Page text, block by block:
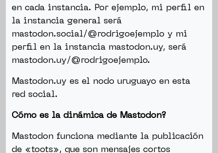
en cada instancia. Por ejemplo, mi perfil en
la instancia general será
mastodon.social/@rodrigoejemplo y mi
perfil en la instancia mastodon.uy, será
mastodon.uy/@rodrigoejemplo.
Mastodon.uy es el nodo uruguayo en esta
red social.
Cómo es la dinámica de Mastodon?
Mastodon funciona mediante la publicación
de «toots», que son mensajes cortos